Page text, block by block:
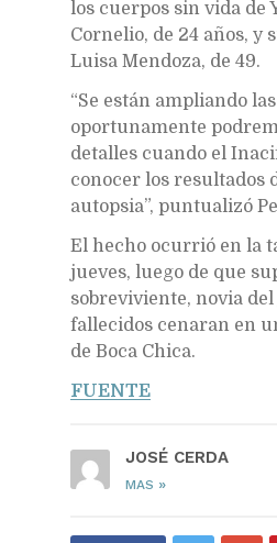
los cuerpos sin vida de
Cornelio, de 24 años, y
Luisa Mendoza, de 49.
“Se están ampliando
oportunamente
detalles cuando el
conocer los resultados
autopsia”, puntualizó
El hecho ocurrió en la
jueves, luego de que
sobreviviente, novia del
fallecidos cenaran en
de Boca Chica.
FUENTE
JOSÉ CERDA
MAS »